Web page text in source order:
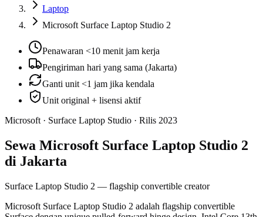
Laptop
Microsoft Surface Laptop Studio 2
Penawaran <10 menit jam kerja
Pengiriman hari yang sama (Jakarta)
Ganti unit <1 jam jika kendala
Unit original + lisensi aktif
Microsoft · Surface Laptop Studio · Rilis 2023
Sewa Microsoft Surface Laptop Studio 2
di Jakarta
Surface Laptop Studio 2 — flagship convertible creator
Microsoft Surface Laptop Studio 2 adalah flagship convertible